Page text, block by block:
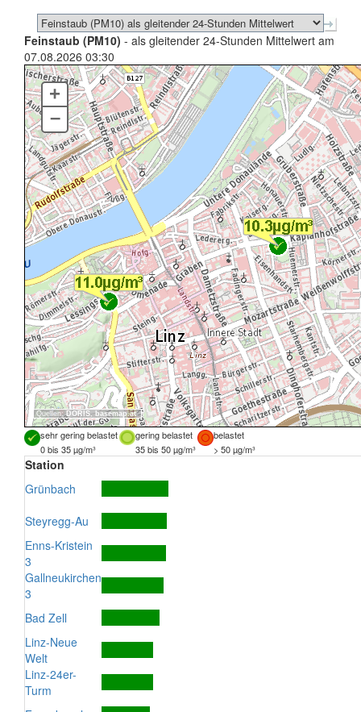
Feinstaub (PM10) - als gleitender 24-Stunden Mittelwert am
07.08.2026 03:30
Quellen:DORIS, basemap.at
+
–
sehr gering belastet gering belastet
belastet
0 bis 35 µg/m³
35 bis 50 µg/m³ > 50 µg/m³
Station
Grünbach
Steyregg-Au
Enns-Kristein
3
Gallneukirchen
3
Bad Zell
Linz-Neue
Welt
Linz-24er-
Turm